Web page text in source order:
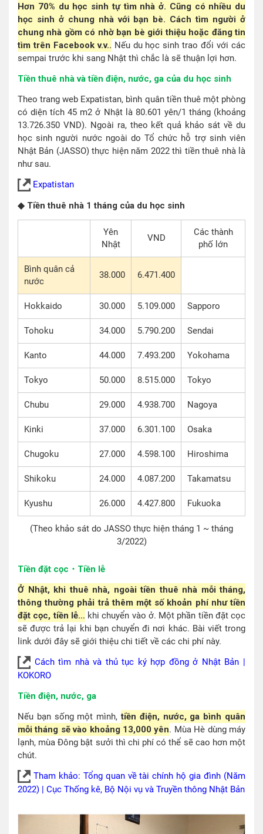
Hơn 70% du học sinh tự tìm nhà ở. Cũng có nhiều du
học sinh ở chung nhà với bạn bè. Cách tìm người ở
chung nhà gồm có nhờ bạn bè giới thiệu hoặc đăng tin
tìm trên Facebook v.v.. Nếu du học sinh trao đổi với các
sempai trước khi sang Nhật thì chắc là sẽ thuận lợi hơn.
Tiền thuê nhà và tiền điện, nước, ga của du học sinh
Theo trang web Expatistan, bình quân tiền thuê một phòng
có diện tích 45 m2 ở Nhật là 80.601 yên/1 tháng (khoảng
13.726.350 VND). Ngoài ra, theo kết quả khảo sát về du
học sinh người nước ngoài do Tổ chức hỗ trợ sinh viên
Nhật Bản (JASSO) thực hiện năm 2022 thì tiền thuê nhà là
như sau.
Expatistan
◆ Tiền thuê nhà 1 tháng của du học sinh
Yên
Nhật
VND
Các thành
phố lớn
Bình quân cả
nước
38.000 6.471.400
Hokkaido 30.000 5.109.000 Sapporo
Tohoku 34.000 5.790.200 Sendai
Kanto 44.000 7.493.200 Yokohama
Tokyo 50.000 8.515.000 Tokyo
Chubu 29.000 4.938.700 Nagoya
Kinki 37.000 6.301.100 Osaka
Chugoku 27.000 4.598.100 Hiroshima
Shikoku 24.000 4.087.200 Takamatsu
Kyushu 26.000 4.427.800 Fukuoka
(Theo khảo sát do JASSO thực hiện tháng 1 ~ tháng
3/2022)
Tiền đặt cọc・Tiền lễ
Ở Nhật, khi thuê nhà, ngoài tiền thuê nhà mỗi tháng,
thông thường phải trả thêm một số khoản phí như tiền
đặt cọc, tiền lễ… khi chuyển vào ở. Một phần tiền đặt cọc
sẽ được trả lại khi bạn chuyển đi nơi khác. Bài viết trong
link dưới đây sẽ giới thiệu chi tiết về các chi phí này.
Cách tìm nhà và thủ tục ký hợp đồng ở Nhật Bản |
KOKORO
Tiền điện, nước, ga
Nếu bạn sống một mình,tiền điện, nước, ga bình quân
mỗi tháng sẽ vào khoảng 13,000 yên. Mùa Hè dùng máy
lạnh, mùa Đông bật sưởi thì chi phí có thể sẽ cao hơn một
chút.
Tham khảo: Tổng quan về tài chính hộ gia đình (Năm
2022) | Cục Thống kê, Bộ Nội vụ và Truyền thông Nhật Bản